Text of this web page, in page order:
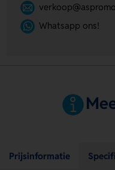
Whatsapp ons!
Prijsinformatie